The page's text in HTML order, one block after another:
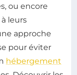
ou encore
leurs
approche
pour éviter
hébergement